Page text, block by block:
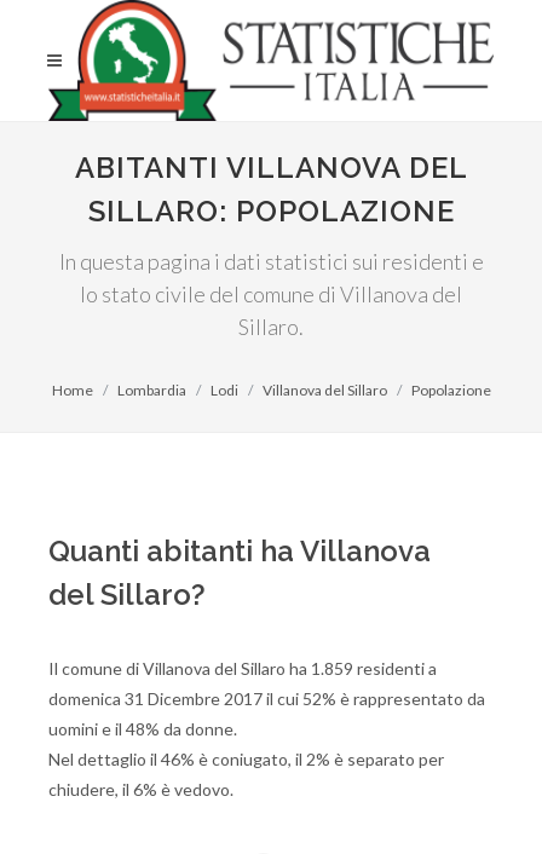
ABITANTI VILLANOVA DEL
SILLARO: POPOLAZIONE
In questa pagina i dati statistici sui residenti e
lo stato civile del comune di Villanova del
Sillaro.
Home Lombardia Lodi Villanova del Sillaro Popolazione
Quanti abitanti ha Villanova
del Sillaro?
Il comune di Villanova del Sillaro ha 1.859 residenti a
domenica 31 Dicembre 2017 il cui 52% è rappresentato da
uomini e il 48% da donne.
Nel dettaglio il 46% è coniugato, il 2% è separato per
chiudere, il 6% è vedovo.